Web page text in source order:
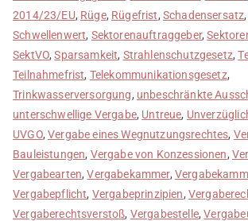
2014/23/EU, Rüge, Rügefrist, Schadensersatz,
Schwellenwert, Sektorenauftraggeber,
SektVO,Sparsamkeit, Strahlenschutzgesetz,
Teilnahmefrist, Telekommunikationsgesetz,
Trinkwasserversorgung, unbeschränkte
unterschwellige Vergabe, Untreue,
UVGO,Vergabe eines Wegnutzungsrechtes,
Bauleistungen, Vergabe von Konzessionen,
Vergabearten,Vergabekammer,
Vergabepflicht, Vergabeprinzipien,
Vergaberechtsverstoß, Vergabestelle,